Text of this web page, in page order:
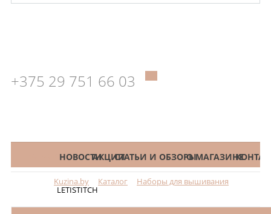
+375 29 751 66 03
КАТАЛОГНОВОСТИАКЦИИСТАТЬИ И ОБЗОРЫО МАГАЗИНЕ
Kuzina.by Каталог Наборы для вышивания
LETISTITCH